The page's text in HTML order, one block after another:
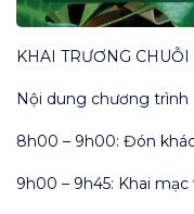
KHAI TRƯƠNG
Nội dung chương trình
8h00 – 9h00: Đón
9h00 – 9h45: Khai